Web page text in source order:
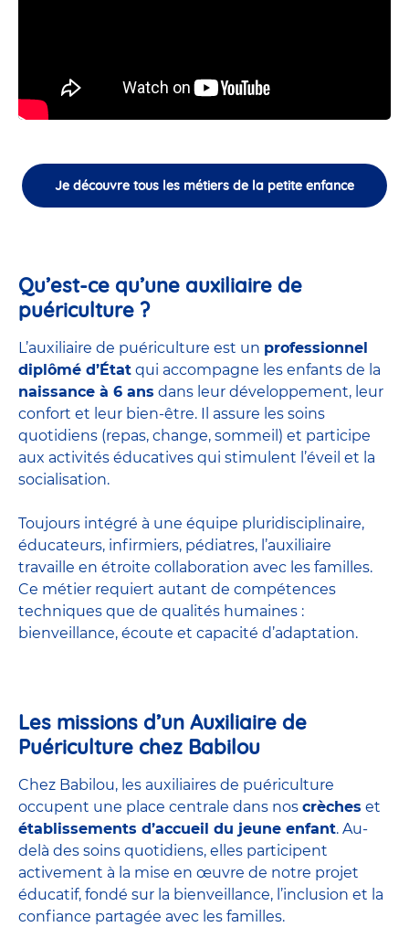
Je découvre tous les métiers de la petite enfance
Qu’est-ce qu’une auxiliaire de
puériculture ?
L’auxiliaire de puériculture est un professionnel
diplômé d’État qui accompagne les enfants de la
naissance à 6 ans dans leur développement, leur
confort et leur bien-être. Il assure les soins
quotidiens (repas, change, sommeil) et participe
aux activités éducatives qui stimulent l’éveil et la
socialisation.
Toujours intégré à une équipe pluridisciplinaire,
éducateurs, infirmiers, pédiatres, l’auxiliaire
travaille en étroite collaboration avec les familles.
Ce métier requiert autant de compétences
techniques que de qualités humaines :
bienveillance, écoute et capacité d’adaptation.
Les missions d’un Auxiliaire de
Puériculture chez Babilou
Chez Babilou, les auxiliaires de puériculture
occupent une place centrale dans nos crèches et
établissements d’accueil du jeune enfant. Au-
delà des soins quotidiens, elles participent
activement à la mise en œuvre de notre projet
éducatif, fondé sur la bienveillance, l’inclusion et la
confiance partagée avec les familles.